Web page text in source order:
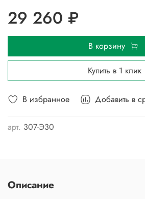
В избранное Добавить в
арт. 307-Э30
29 260 ₽
В корзину
Купить в 1 клик
Описание